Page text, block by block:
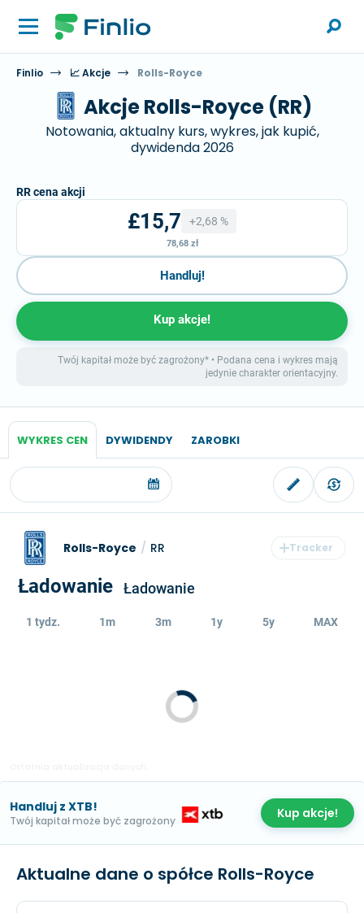
Finlio 📈 Akcje Rolls-Royce
Akcje Rolls-Royce (RR)
Notowania, aktualny kurs, wykres, jak kupić,
dywidenda 2026
RR cena akcji
£15,7 +2,68 %
78,68 zł
Handluj!
Kup akcje!
Twój kapitał może być zagrożony* • Podana cena i wykres mają
jedynie charakter orientacyjny.
WYKRES CEN DYWIDENDY ZAROBKI
Rolls-Royce / RR
Ładowanie Ładowanie
1 tydz. 1m 3m 1y 5y MAX
Handluj z XTB!
Twój kapitał może być zagrożony Kup akcje!
Aktualne dane o spółce Rolls-Royce